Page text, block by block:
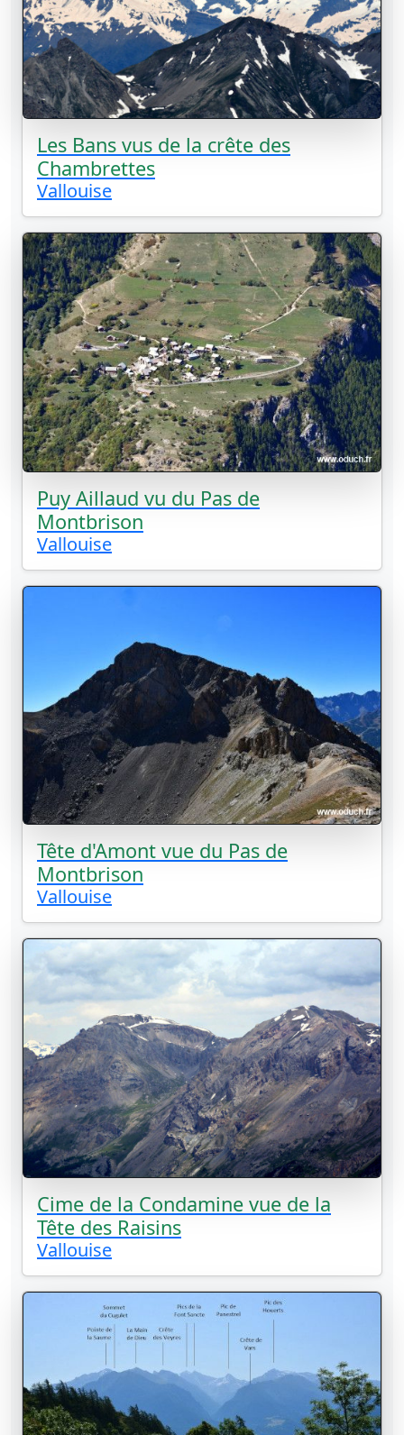
Les Bans vus de la crête des
Chambrettes
Vallouise
Puy Aillaud vu du Pas de
Montbrison
Vallouise
Tête d'Amont vue du Pas de
Montbrison
Vallouise
Cime de la Condamine vue de la
Tête des Raisins
Vallouise